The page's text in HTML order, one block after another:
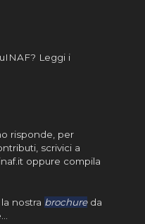
Leggi i
risponde, per
scrivici a
oppure compila
nostra brochureda